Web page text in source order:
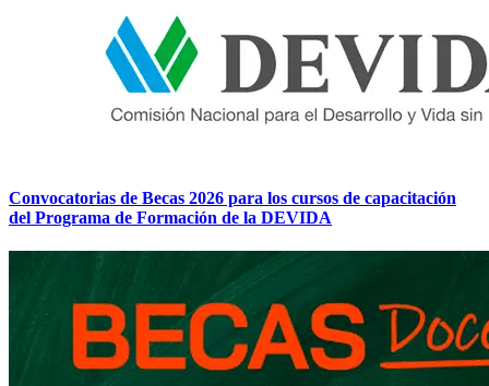
Convocatorias de Becas 2026 para los cursos de capacitación
del Programa de Formación de la DEVIDA